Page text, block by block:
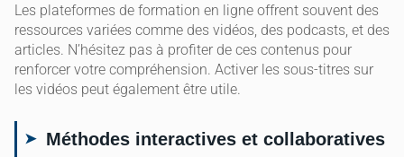
Les plateformes de formation en ligne offrent souvent des
ressources variées comme des vidéos, des podcasts, et des
articles. N’hésitez pas à profiter de ces contenus pour
renforcer votre compréhension. Activer les sous-titres sur
les vidéos peut également être utile.
Méthodes interactives et collaboratives